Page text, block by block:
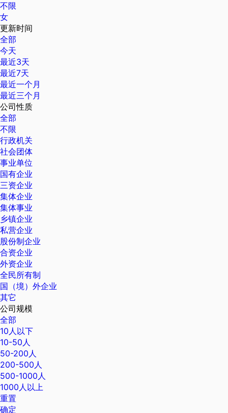
不限
女
更新时间
全部
今天
最近3天
最近7天
最近一个月
最近三个月
公司性质
全部
不限
行政机关
社会团体
事业单位
国有企业
三资企业
集体企业
集体事业
乡镇企业
私营企业
股份制企业
合资企业
外资企业
全民所有制
国（境）外企业
其它
公司规模
全部
10人以下
10-50人
50-200人
200-500人
500-1000人
1000人以上
重置
确定